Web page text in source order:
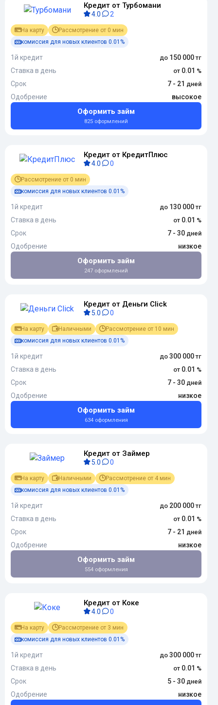
Кредит от Турбомани
4.0 2
На карту
Рассмотрение от 0 мин
комиссия для новых клиентов 0.01%
1й кредит
150 000
Ставка в день
0.01
Срок
7 - 21
Одобрение
высокое
Оформить займ
825 оформлений
Кредит от КредитПлюс
4.0 0
Рассмотрение от 0 мин
комиссия для новых клиентов 0.01%
1й кредит
130 000
Ставка в день
0.01
Срок
7 - 30
Одобрение
низкое
Оформить займ
247 оформлений
Кредит от Деньги Сlick
5.0 0
На карту Наличными
Рассмотрение от 10 мин
комиссия для новых клиентов 0.01%
1й кредит
300 000
Ставка в день
0.01
Срок
7 - 30
Одобрение
низкое
Оформить займ
634 оформления
Кредит от Займер
5.0 0
На карту Наличными
Рассмотрение от 4 мин
комиссия для новых клиентов 0.01%
1й кредит
200 000
Ставка в день
0.01
Срок
7 - 21
Одобрение
низкое
Оформить займ
554 оформления
Кредит от Коке
4.0 0
На карту
Рассмотрение от 3 мин
комиссия для новых клиентов 0.01%
1й кредит
300 000
Ставка в день
0.01
Срок
5 - 30
Одобрение
низкое